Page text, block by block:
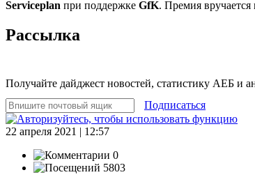
Serviceplan при поддержке GfK. Премия
Рассылка
Получайте дайджест новостей, статистику АЕБ и
Подписаться
22 апреля 2021 | 12:57
0
5803